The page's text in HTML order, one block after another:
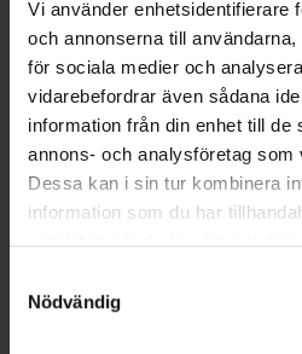
Vi använder enhetsidentifierare
och annonserna till
för sociala medier och
vidarebefordrar även sådana
information från din enhet till de
annons- och analysföretag som
Dessa kan i sin tur kombinera
information som du har
samlat in när du har använt
återkalla ditt samtycke via
cookieinställningar. Ett
Nödvändig
Vichy Homme deo
som reglerar
effektiv mot kraftig
lactate som minskar
källvatten lugnar och
motverkar irritationer.
03337871320362